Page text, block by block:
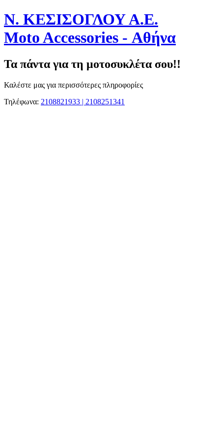
Ν. ΚΕΣΙΣΟΓΛΟΥ Α.Ε.
Moto Accessories - Αθήνα
Τα πάντα για τη μοτοσυκλέτα σου!!
Καλέστε μας για περισσότερες πληροφορίες
Τηλέφωνα: 2108821933 | 2108251341